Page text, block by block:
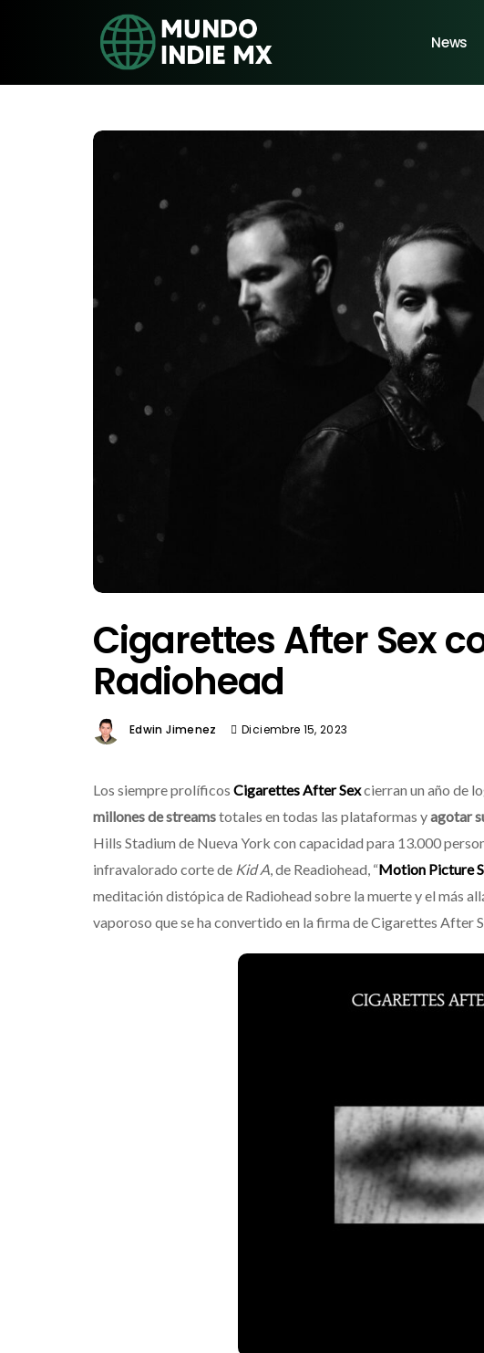
News
Cigarettes After Sex
Radiohead
Edwin Jimenez Diciembre 15, 2023
Los siempre prolíficos Cigarettes After Sexcierran un año de
millones de streamstotales en todas las plataformas yagotar
Hills Stadium de Nueva York con capacidad para 13.000
infravalorado corte de Kid A , de Readiohead, “Motion Picture
meditación distópica de Radiohead sobre la muerte y el más
vaporoso que se ha convertido en la firma de Cigarettes After